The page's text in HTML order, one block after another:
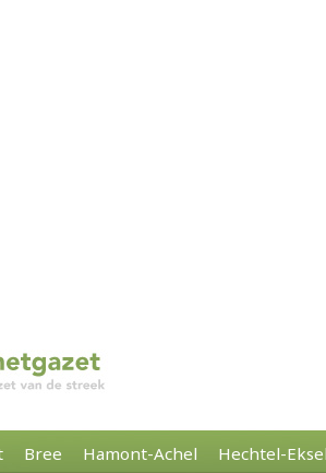
Bree Hamont-Achel Hechtel-